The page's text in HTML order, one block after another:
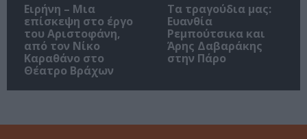
Ειρήνη – Μια
επίσκεψη στο έργο
του Αριστοφάνη,
από τον Νίκο
Καραθάνο στο
Θέατρο Βράχων
Τα τραγούδια μας:
Ευανθία
Ρεμπούτσικα και
Άρης Δαβαράκης
στην Πάρο